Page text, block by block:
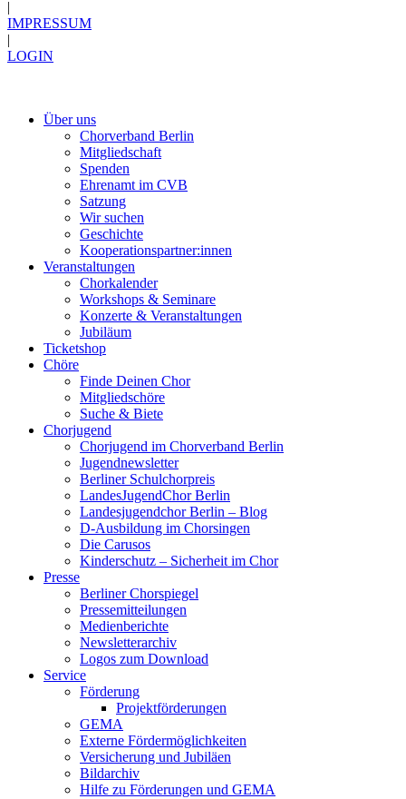
IMPRESSUM
LOGIN
Über uns
Chorverband Berlin
Mitgliedschaft
Spenden
Ehrenamt im CVB
Satzung
Wir suchen
Geschichte
Kooperationspartner:innen
Veranstaltungen
Chorkalender
Workshops & Seminare
Konzerte & Veranstaltungen
Jubiläum
Ticketshop
Chöre
Finde Deinen Chor
Mitgliedschöre
Suche & Biete
Chorjugend
Chorjugend im Chorverband Berlin
Jugendnewsletter
Berliner Schulchorpreis
LandesJugendChor Berlin
Landesjugendchor Berlin – Blog
D-Ausbildung im Chorsingen
Die Carusos
Kinderschutz – Sicherheit im Chor
Presse
Berliner Chorspiegel
Pressemitteilungen
Medienberichte
Newsletterarchiv
Logos zum Download
Service
Förderung
Projektförderungen
GEMA
Externe Fördermöglichkeiten
Versicherung und Jubiläen
Bildarchiv
Hilfe zu Förderungen und GEMA